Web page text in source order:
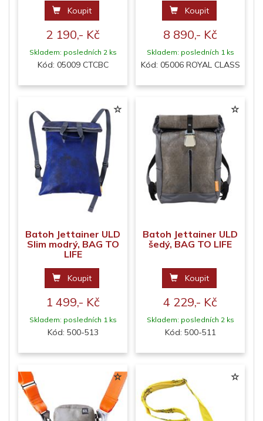
Koupit
2 190,- Kč
Skladem: posledních 2 ks
Kód: 05009 CTCBC
Koupit
8 890,- Kč
Skladem: posledních 1 ks
Kód: 05006 ROYAL CLASS
Batoh Jettainer ULD
Slim modrý, BAG TO
LIFE
Koupit
1 499,- Kč
Skladem: posledních 1 ks
Kód: 500-513
Batoh Jettainer ULD
šedý, BAG TO LIFE
Koupit
4 229,- Kč
Skladem: posledních 2 ks
Kód: 500-511